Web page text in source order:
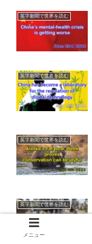
英字新聞で世界を読む
英字新聞で世界を読む
英字新聞で世界を読む
英字新聞で世界を読む
メニュー